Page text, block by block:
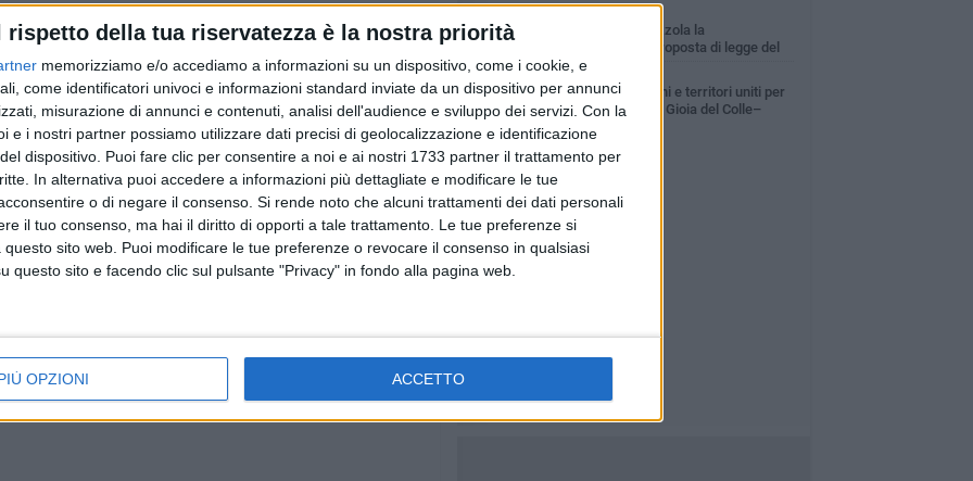
rispetto della tua riservatezza è la nostra priorità
memorizziamo e/o accediamo a informazioni su un dispositivo, come i cookie, e
come identificatori univoci e informazioni standard inviate da un dispositivo per annunci
misurazione di annunci e contenuti, analisi dell'audience e sviluppo dei servizi. Con la
e i nostri partner possiamo utilizzare dati precisi di geolocalizzazione e identificazione
dispositivo. Puoi fare clic per consentire a noi e ai nostri 1733 partner il trattamento per
In alternativa puoi accedere a informazioni più dettagliate e modificare le tue
o di negare il consenso. Si rende noto che alcuni trattamenti dei dati personali
il tuo consenso, ma hai il diritto di opporti a tale trattamento. Le tue preferenze si
sito web. Puoi modificare le tue preferenze o revocare il consenso in qualsiasi
questo sito e facendo clic sul pulsante "Privacy" in fondo alla pagina web.
OPZIONI ACCETTO
generale della Asl Bt, di concerto con i sindaci dei
modalità per arrivare all'apertura degli
di fattibilità che dovrà essere approvato con
Strategie e Governo dell'Offerta del Dipartimento
modo più rapido possibile per dare attuazione alla
Margherita di Savoia, San Ferdinando e Trinitapoli
di medici nei propri comuni, con conseguente difficoltà
per ricevere assistenza sanitaria di base. Ora -
colmata, dando dignità a comuni che, seppur più
provincia".
Aree Interne, a Spinazzola la
presentazione della proposta di legge del
Partito Democratico
GIOVEDÌ 30 LUGLIO
A Spinazzola istituzioni e territori uniti per
valorizzare la ferrovia Gioia del Colle–
Rocchetta Sant'Antonio